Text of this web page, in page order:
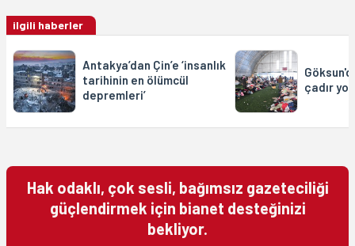
ilgili haberler
Antakya’dan Çin’e ‘insanlık
tarihinin en ölümcül
depremleri’
çadır
Hak odaklı, çok sesli, bağımsız gazeteciliği
güçlendirmek için bianet desteğinizi
bekliyor.